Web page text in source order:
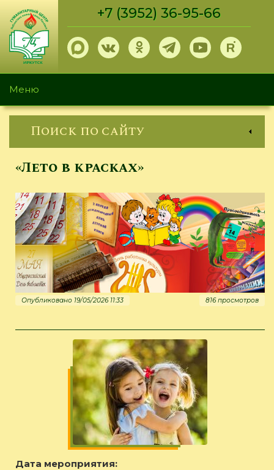
Перейти
основному
содержанию
+7 (3952) 36-95-66
Меню
Поиск по сайту
«Лето в красках»
Опубликовано 19/05/2026 11:33 816 просмотров
Дата мероприятия: